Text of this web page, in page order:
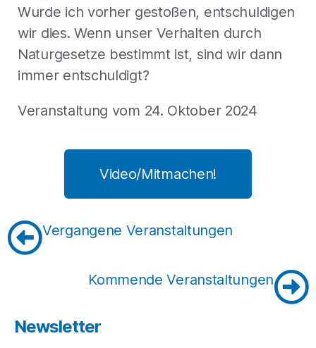
Wurde ich vorher gestoßen, entschuldigen
wir dies. Wenn unser Verhalten durch
Naturgesetze bestimmt ist, sind wir dann
immer entschuldigt?
Veranstaltung vom 24. Oktober 2024
Video/Mitmachen!
Vergangene Veranstaltungen
Kommende Veranstaltungen
Newsletter